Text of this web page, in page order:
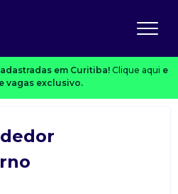
em Curitiba!Clique aqui e
vagas exclusivo.